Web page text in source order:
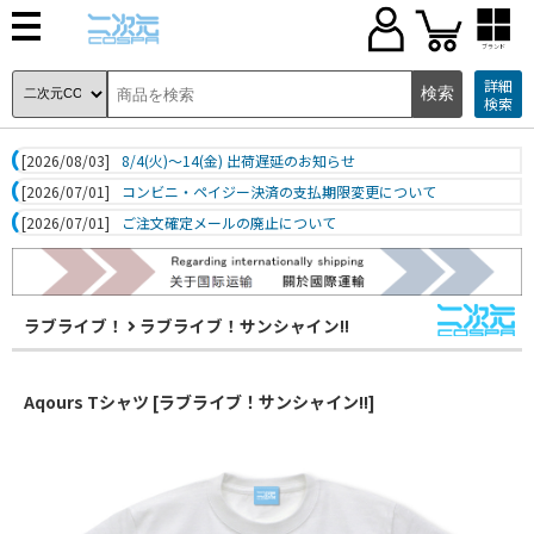
ブランド
詳細
検索
[2026/08/03]
8/4(火)～14(金) 出荷遅延のお知らせ
[2026/07/01]
コンビニ・ペイジー決済の支払期限変更について
[2026/07/01]
ご注文確定メールの廃止について
ラブライブ！ ラブライブ！サンシャイン!!
Aqours Tシャツ [ラブライブ！サンシャイン!!]